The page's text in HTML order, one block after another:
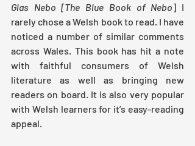
Glas Nebo [The Blue Book of Nebo] I
rarely chose a Welsh book to read. I have
noticed a number of similar comments
across Wales. This book has hit a note
with faithful consumers of Welsh
literature as well as bringing new
readers on board. It is also very popular
with Welsh learners for it’s easy-reading
appeal.